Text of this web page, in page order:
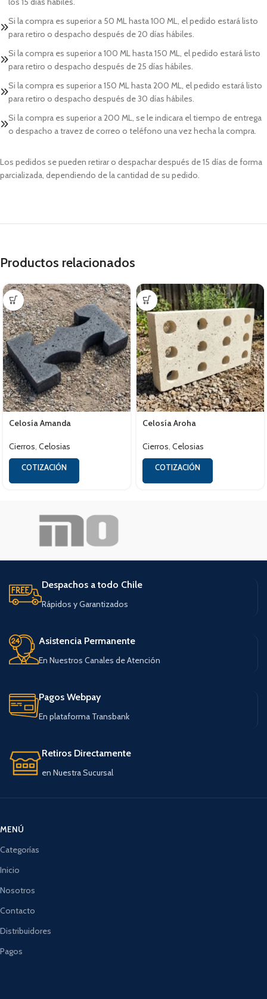
Si la compra es superior a 50 ML hasta 100 ML, el pedido estará listo
para retiro o despacho después de 20 días hábiles.
Si la compra es superior a 100 ML hasta 150 ML, el pedido estará listo
para retiro o despacho después de 25 días hábiles.
Si la compra es superior a 150 ML hasta 200 ML, el pedido estará listo
para retiro o despacho después de 30 días hábiles.
Si la compra es superior a 200 ML, se le indicara el tiempo de entrega
o despacho a travez de correo o teléfono una vez hecha la compra.
Los pedidos se pueden retirar o despachar después de 15 días de forma
parcializada, dependiendo de la cantidad de su pedido.
Productos relacionados
Celosía Amanda
Cierros, Celosias
COTIZACIÓN
Celosía Aroha
Cierros, Celosias
COTIZACIÓN
Despachos a todo Chile
Rápidos y Garantizados
Asistencia Permanente
En Nuestros Canales de Atención
Pagos Webpay
En plataforma Transbank
Retiros Directamente
en Nuestra Sucursal
MENÚ
Categorías
Inicio
Nosotros
Contacto
Distribuidores
Pagos